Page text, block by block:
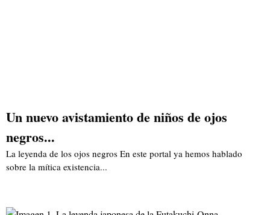
Un nuevo avistamiento de niños de ojos
negros...
La leyenda de los ojos negros En este portal ya hemos hablado
sobre la mítica existencia...